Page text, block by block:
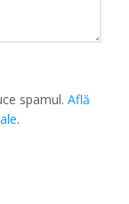
spamul.Află
.